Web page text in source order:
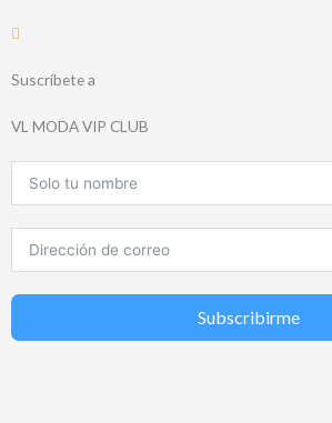
Suscríbete a
VL MODA VIP CLUB
Subscribirme